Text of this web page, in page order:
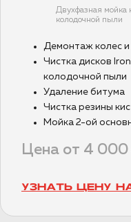
Двухфазная мойка
колодочной пыли
Демонтаж колес
Чистка дисков
колодочной пыли
Удаление битума
Чистка резины
Мойка 2-ой
Цена от 4 000
УЗНАТЬ ЦЕНУ